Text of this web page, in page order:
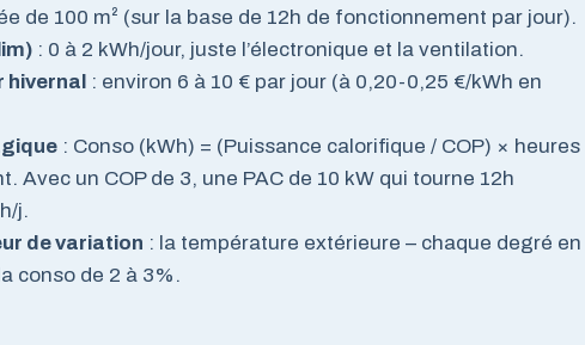
de 100 m² (sur la base de 12h de fonctionnement par jour).
: 0 à 2 kWh/jour, juste l’électronique et la ventilation.
hivernal : environ 6 à 10 € par jour (à 0,20-0,25 €/kWh en
: Conso (kWh) = (Puissance calorifique / COP) × heures
Avec un COP de 3, une PAC de 10 kW qui tourne 12h
j.
de variation : la température extérieure – chaque degré en
conso de 2 à 3%.